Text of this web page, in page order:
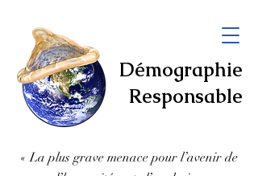
Démographie
Responsable
« La plus grave menace pour l’avenir de